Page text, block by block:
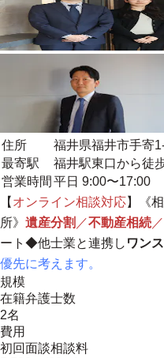
住所
福井県福井市手寄
最寄駅
福井駅東口から徒
営業時間 平日 9:00〜17:00
【 オンライン相談対応】《
所》 遺産分割 ／不動産相続 ／
ート◆他士業と連携し ワン
優先に考えます。
規模
在籍弁護士数
2名
費用
初回面談相談料